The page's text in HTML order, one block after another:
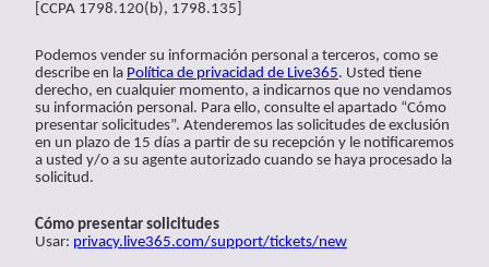
[CCPA 1798.120(b), 1798.135]
Podemos vender su información personal a terceros, como se
describe en la Política de privacidad de Live365. Usted tiene
derecho, en cualquier momento, a indicarnos que no vendamos
su información personal. Para ello, consulte el apartado “Cómo
presentar solicitudes”. Atenderemos las solicitudes de exclusión
en un plazo de 15 días a partir de su recepción y le notificaremos
a usted y/o a su agente autorizado cuando se haya procesado la
solicitud.
Cómo presentar solicitudes
Usar: privacy.live365.com/support/tickets/new